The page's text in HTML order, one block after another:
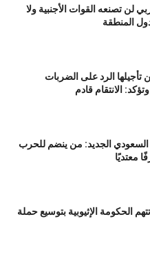
لن تصنعه القوات الأجنبية ولا
المنطقة
تأجيلها الرد على الضربات
الانتقام قادم
السعودي الجديد: من ينضم للحرب
معتديًا
الحكومة الإثيوبية بتوسيع حملة